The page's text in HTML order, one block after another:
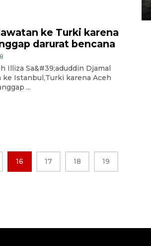
ke Turki karena
darurat bencana
Illiza Sa&#39;aduddin Djamal
ke Istanbul,Turki karena Aceh
...
16 17 18 19